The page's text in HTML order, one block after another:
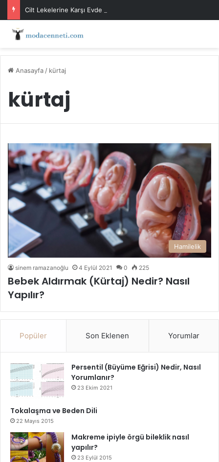
Cilt Lekelerine Karşı Evde Maske Önerileri
Anasayfa / kürtaj
kürtaj
Hamilelik
sinem ramazanoğlu 4 Eylül 2021 0 225
Bebek Aldırmak (Kürtaj) Nedir? Nasıl
Yapılır?
Popüler Son Eklenen Yorumlar
Persentil (Büyüme Eğrisi) Nedir, Nasıl
Yorumlanır?
23 Ekim 2021
Tokalaşma ve Beden Dili
22 Mayıs 2015
Makreme ipiyle örgü bileklik nasıl
yapılır?
23 Eylül 2015